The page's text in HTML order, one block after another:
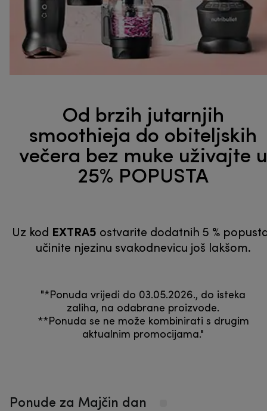
Od brzih jutarnjih
smoothieja do obiteljskih
večera bez muke uživajte u
25% POPUSTA
Uz kod EXTRA5 ostvarite dodatnih 5 %
učinite njezinu svakodnevicu još lakšom.
"*Ponuda vrijedi do 03.05.2026., do isteka
zaliha, na odabrane proizvode.
**Ponuda se ne može kombinirati s drugim
aktualnim promocijama."
Ponude za Majčin dan